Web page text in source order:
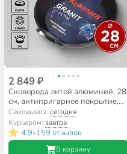
2 849 ₽
Сковорода литой алюминий, 28
см, антипригарное покрытие,
Kukmara, Granit Ultra, синяя,
сгг280а
Самовывоз:сегодня
Курьером:завтра
4.9•159 отзывов
В корзину